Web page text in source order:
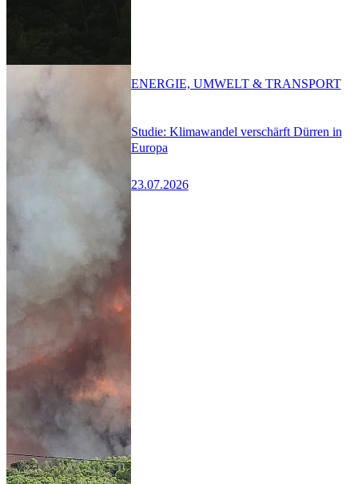
Studie: Klimawandel verschärft Dürren in
Europa
23.07.2026
ENERGIE, UMWELT & TRANSPORT